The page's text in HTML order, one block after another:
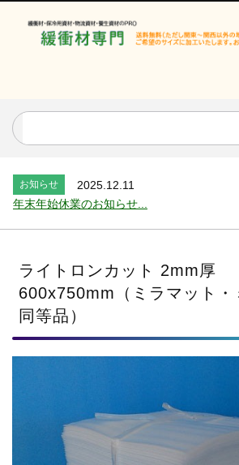
オンラインショップを開設いたしました。...
お知らせ
2026.7.24
お知らせ
2025.12.11
年末年始休業のお知らせ...
お知らせ
2024.2.27
全国へ確実・迅速に納品...
お知らせ
2024.2.27
オンラインショップを開設いたしました。...
お知らせ
2026.7.24
2026年 夏季休業のお知らせ...
2025.8.4
夏季休業のお知らせ...
2024.2.27
ライトロンカット 2mm厚
600x750mm（ミラマット・
同等品）